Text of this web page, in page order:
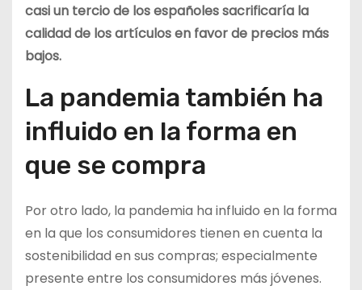
casi un tercio de los españoles sacrificaría la
calidad de los artículos en favor de precios más
bajos.
La pandemia también ha
influido en la forma en
que se compra
Por otro lado, la pandemia ha influido en la forma
en la que los consumidores tienen en cuenta la
sostenibilidad en sus compras; especialmente
presente entre los consumidores más jóvenes.